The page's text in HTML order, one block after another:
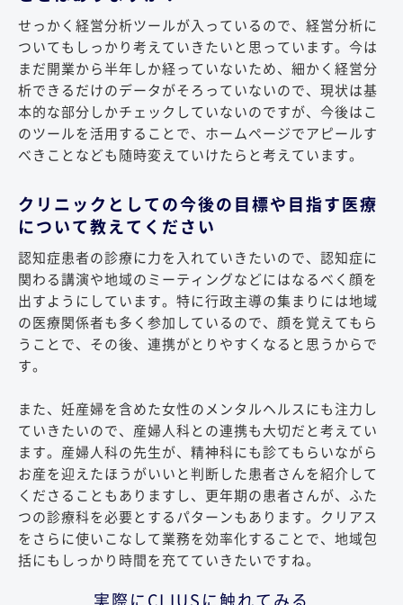
せっかく経営分析ツールが入っているので、経営分析に
ついてもしっかり考えていきたいと思っています。今は
まだ開業から半年しか経っていないため、細かく経営分
析できるだけのデータがそろっていないので、現状は基
本的な部分しかチェックしていないのですが、今後はこ
のツールを活用することで、ホームページでアピールす
べきことなども随時変えていけたらと考えています。
クリニックとしての今後の目標や目指す医療
について教えてください
認知症患者の診療に力を入れていきたいので、認知症に
関わる講演や地域のミーティングなどにはなるべく顔を
出すようにしています。特に行政主導の集まりには地域
の医療関係者も多く参加しているので、顔を覚えてもら
うことで、その後、連携がとりやすくなると思うからで
す。
また、妊産婦を含めた女性のメンタルヘルスにも注力し
ていきたいので、産婦人科との連携も大切だと考えてい
ます。産婦人科の先生が、精神科にも診てもらいながら
お産を迎えたほうがいいと判断した患者さんを紹介して
くださることもありますし、更年期の患者さんが、ふた
つの診療科を必要とするパターンもあります。クリアス
をさらに使いこなして業務を効率化することで、地域包
括にもしっかり時間を充てていきたいですね。
実際にCLIUSに触れてみる